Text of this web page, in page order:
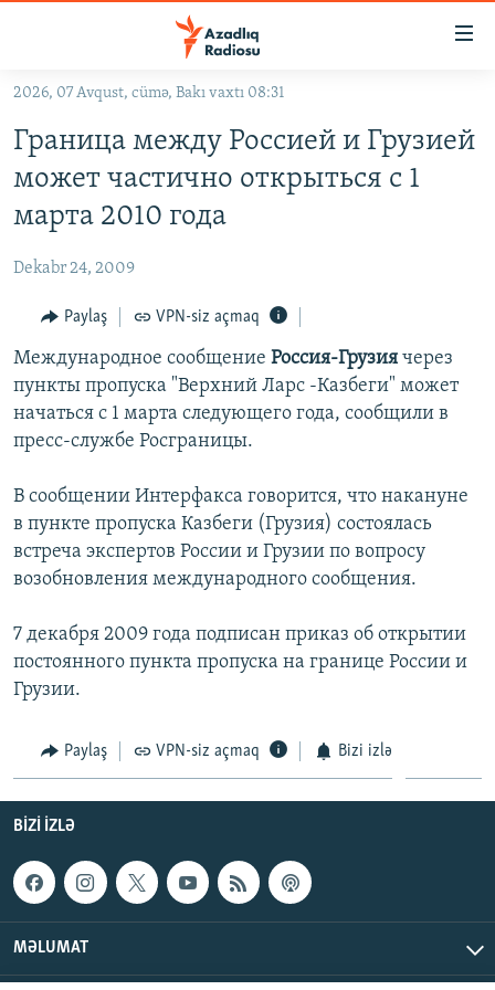
Əsas
qayıt
Əsas
qayıt
Axtarışa
#İZAHLA
#ƏSLINDƏ
FƏRQƏ BAX
QANUNI DOĞRU
ARAŞDIRMA
MULTIMEDIA
VIDEO
İNFOQRAFIKA
KARIKATURA
RADIO ARXIV
AZƏRBAYCAN ƏDƏBIYYATI KITABXANASI
İSLAM VƏ DEMOKRATIYA
İZ - MƏDƏNIYYƏT PROQRAMI
MISSIYAMIZ
PEŞƏ ETIKASI VƏ JURNALISTIKA STANDARTLARIMIZ
MATERIALLARIMIZDAN ISTIFADƏ
AZADLIQRADIOSU MOBIL TELEFONUNUZDA
BIZI IZLƏ
RFE/RL-in bütün saytları
2026, 07 Avqust, cümə, Bakı vaxtı 08:31
Граница между Россией и Грузией
может частично открыться с 1
марта 2010 года
Dekabr 24, 2009
Paylaş VPN-siz açmaq
Международное сообщение Россия-Грузия через
пункты пропуска "Верхний Ларс -Казбеги" может
начаться с 1 марта следующего года, сообщили в
пресс-службе Росграницы.
В сообщении Интерфакса говорится, что накануне
в пункте пропуска Казбеги (Грузия) состоялась
встреча экспертов России и Грузии по вопросу
возобновления международного сообщения.
7 декабря 2009 года подписан приказ об открытии
постоянного пункта пропуска на границе России и
Грузии.
Paylaş VPN-siz açmaq Bizi izlə
BIZI IZLƏ
MƏLUMAT